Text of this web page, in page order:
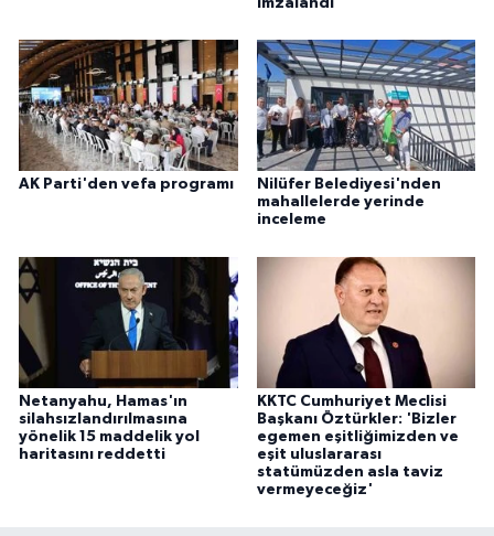
AK Parti'den vefa programı
Nilüfer Belediyesi'nden
mahallelerde yerinde
inceleme
Netanyahu, Hamas'ın
silahsızlandırılmasına
yönelik 15 maddelik yol
haritasını reddetti
KKTC Cumhuriyet Meclisi
Başkanı Öztürkler: 'Bizler
egemen eşitliğimizden ve
eşit uluslararası
statümüzden asla taviz
vermeyeceğiz'